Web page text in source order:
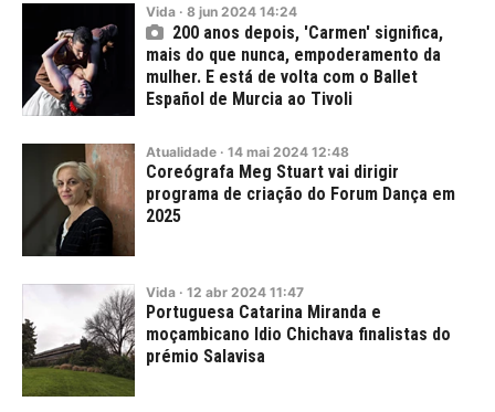
Vida · 8 jun 2024 14:24
200 anos depois, 'Carmen' significa,
mais do que nunca, empoderamento da
mulher. E está de volta com o Ballet
Español de Murcia ao Tivoli
Atualidade · 14 mai 2024 12:48
Coreógrafa Meg Stuart vai dirigir
programa de criação do Forum Dança em
2025
Vida · 12 abr 2024 11:47
Portuguesa Catarina Miranda e
moçambicano Idio Chichava finalistas do
prémio Salavisa